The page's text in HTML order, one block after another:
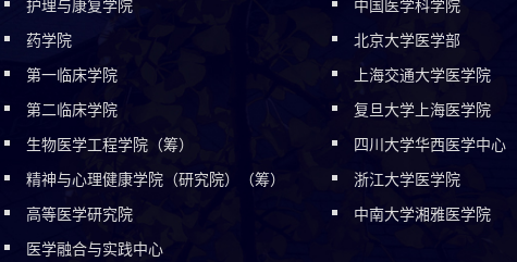
护理与康复学院
药学院
第一临床学院
第二临床学院
生物医学工程学院（筹）
精神与心理健康学院（研究院）（筹）
高等医学研究院
医学融合与实践中心
中国医学科学院
北京大学医学部
上海交通大学医学院
复旦大学上海医学院
四川大学华西医学中心
浙江大学医学院
中南大学湘雅医学院